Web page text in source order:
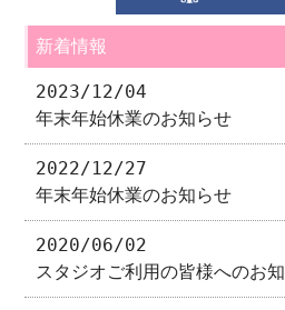
新着情報
2023/12/04
年末年始休業のお知らせ
2022/12/27
年末年始休業のお知らせ
2020/06/02
スタジオご利用の皆様へのお